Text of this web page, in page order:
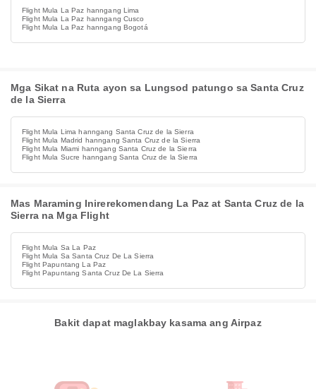
Flight Mula La Paz hanngang Lima
Flight Mula La Paz hanngang Cusco
Flight Mula La Paz hanngang Bogotá
Mga Sikat na Ruta ayon sa Lungsod patungo sa Santa Cruz
de la Sierra
Flight Mula Lima hanngang Santa Cruz de la Sierra
Flight Mula Madrid hanngang Santa Cruz de la Sierra
Flight Mula Miami hanngang Santa Cruz de la Sierra
Flight Mula Sucre hanngang Santa Cruz de la Sierra
Mas Maraming Inirerekomendang La Paz at Santa Cruz de la
Sierra na Mga Flight
Flight Mula Sa La Paz
Flight Mula Sa Santa Cruz De La Sierra
Flight Papuntang La Paz
Flight Papuntang Santa Cruz De La Sierra
Bakit dapat maglakbay kasama ang Airpaz